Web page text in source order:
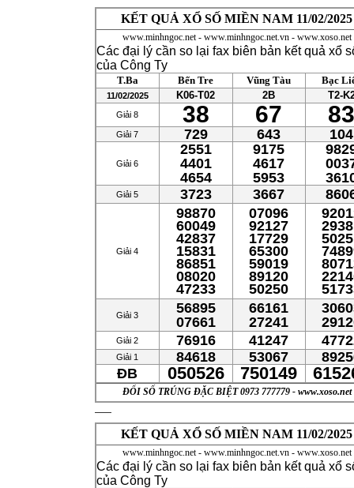
KẾT QUẢ XỔ SỐ MIỀN NAM 11/02/2025
www.minhngoc.net - www.minhngoc.net.vn - www.xoso.net
Các đại lý cần so lại fax biên bản kết quả xổ
của Công Ty
T.Ba
11/02/2025
Giải 8
Giải 7
Giải 6
Giải 5
Giải 4
Giải 3
Giải 2
Giải 1
ĐB
Bến Tre
K06-T02
38
729
2551
4401
4654
3723
98870
60049
42837
15831
86851
08020
47233
56895
07661
76916
84618
050526
Vũng Tàu
2B
67
643
9175
4617
5953
3667
07096
92127
17729
65300
59019
89120
50250
66161
27241
41247
53067
750149
Bạc
T2-
83
104
ĐỔI SỐ TRÚNG ĐẶC BIỆT 0973 777779 - www.xoso.net
KẾT QUẢ XỔ SỐ MIỀN NAM 11/02/2025
www.minhngoc.net - www.minhngoc.net.vn - www.xoso.net
Các đại lý cần so lại fax biên bản kết quả xổ
của Công Ty